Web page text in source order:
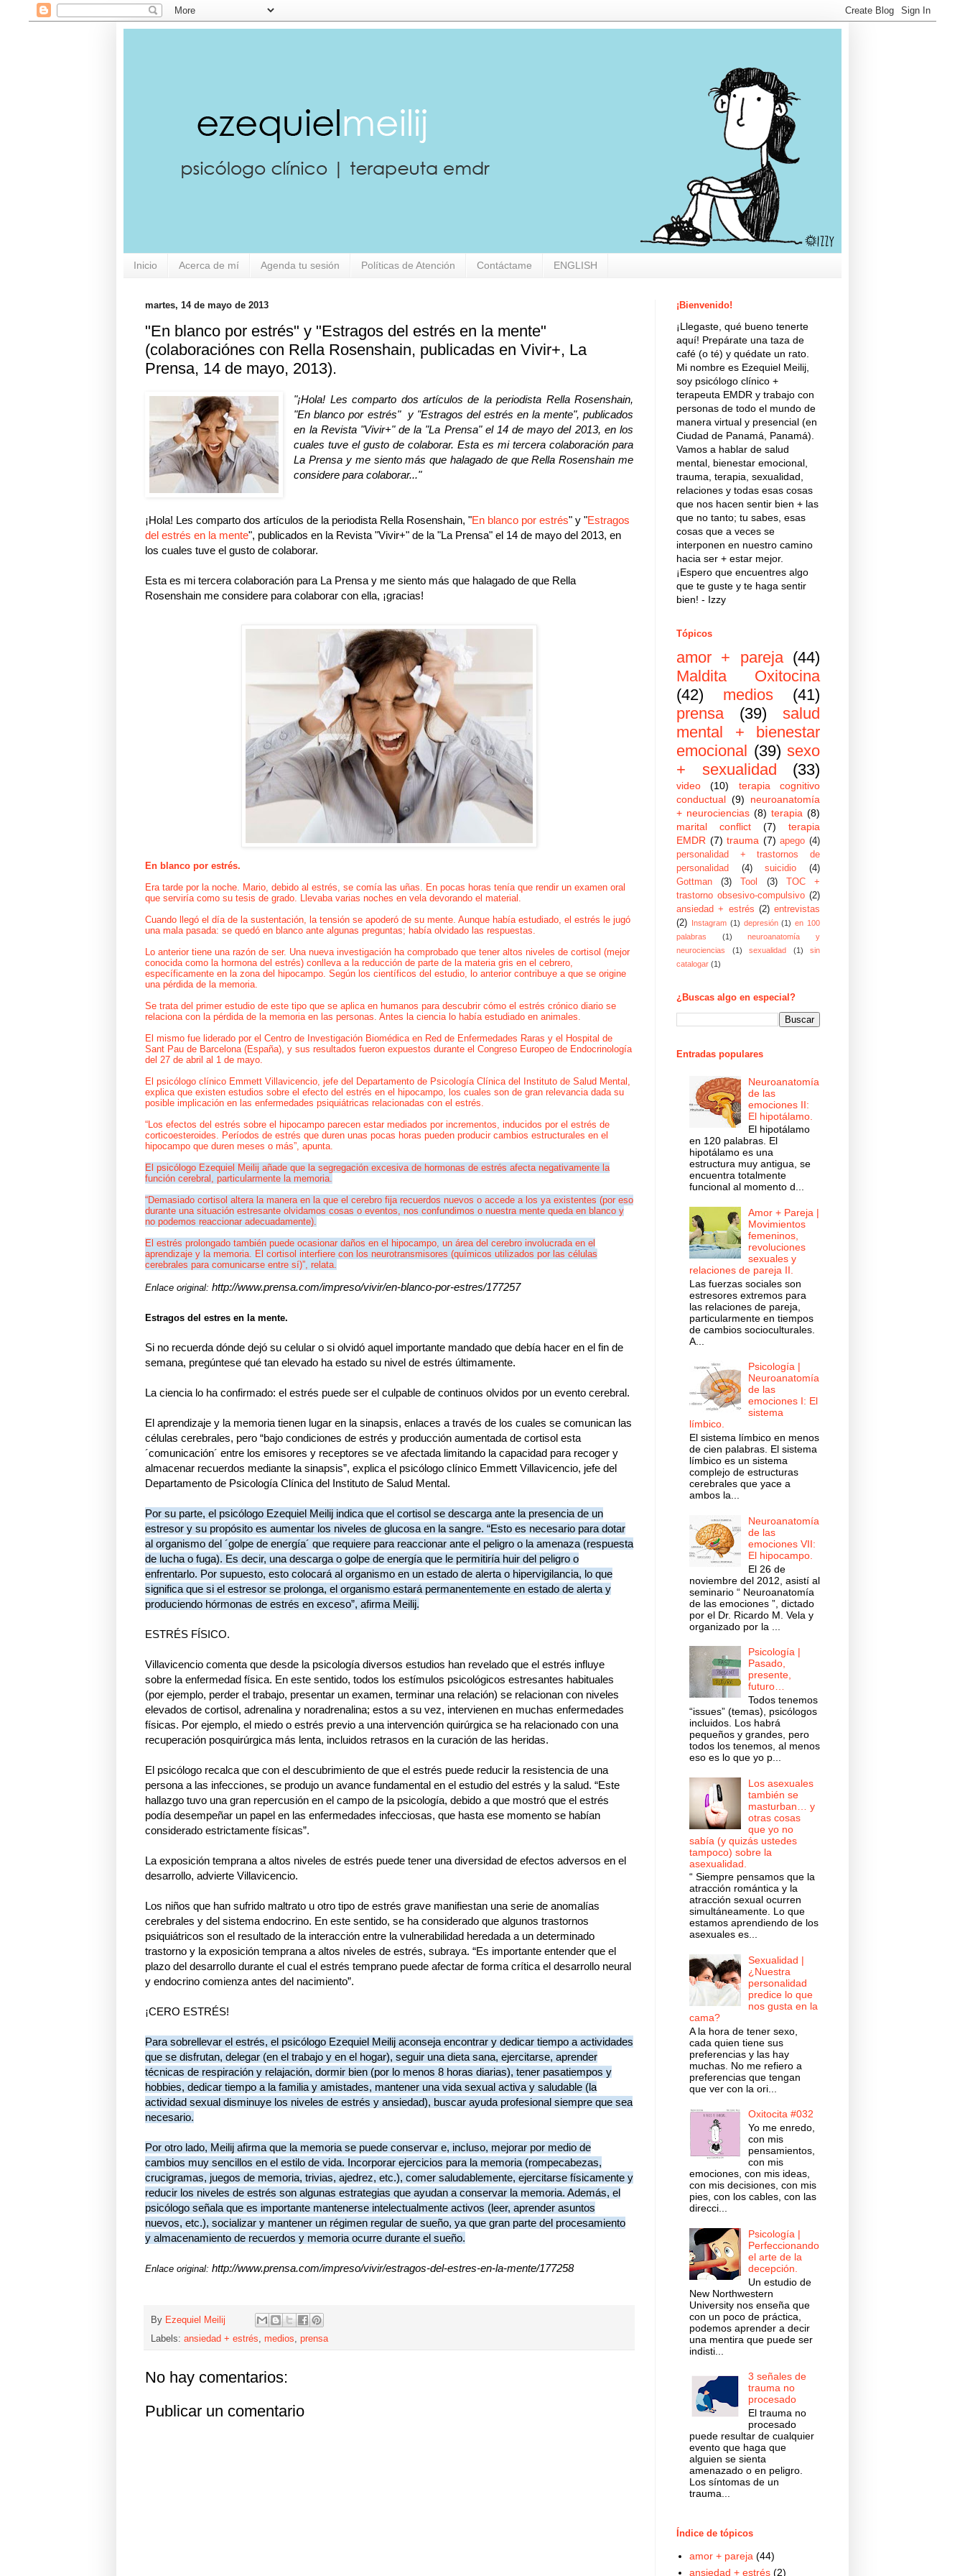
Inicio Acerca de mí Agenda tu sesión Políticas de Atención Contáctame ENGLISH
martes, 14 de mayo de 2013
"En blanco por estrés" y "Estragos del estrés en la mente"
(colaboraciónes con Rella Rosenshain, publicadas en Vivir+, La
Prensa, 14 de mayo, 2013).
"¡Hola! Les comparto dos artículos de la periodista Rella Rosenshain,
"En blanco por estrés" y "Estragos del estrés en la mente", publicados
en la Revista "Vivir+" de la "La Prensa" el 14 de mayo del 2013, en los
cuales tuve el gusto de colaborar. Esta es mi tercera colaboración para
La Prensa y me siento más que halagado de que Rella Rosenshain me
considere para colaborar..."
¡Hola! Les comparto dos artículos de la periodista Rella Rosenshain, "En blanco por estrés" y "Estragos
del estrés en la mente", publicados en la Revista "Vivir+" de la "La Prensa" el 14 de mayo del 2013, en
los cuales tuve el gusto de colaborar.
Esta es mi tercera colaboración para La Prensa y me siento más que halagado de que Rella
Rosenshain me considere para colaborar con ella, ¡gracias!
En blanco por estrés.
Era tarde por la noche. Mario, debido al estrés, se comía las uñas. En pocas horas tenía que rendir un examen oral
que serviría como su tesis de grado. Llevaba varias noches en vela devorando el material.
Cuando llegó el día de la sustentación, la tensión se apoderó de su mente. Aunque había estudiado, el estrés le jugó
una mala pasada: se quedó en blanco ante algunas preguntas; había olvidado las respuestas.
Lo anterior tiene una razón de ser. Una nueva investigación ha comprobado que tener altos niveles de cortisol (mejor
conocida como la hormona del estrés) conlleva a la reducción de parte de la materia gris en el cebrero,
específicamente en la zona del hipocampo. Según los científicos del estudio, lo anterior contribuye a que se origine
una pérdida de la memoria.
Se trata del primer estudio de este tipo que se aplica en humanos para descubrir cómo el estrés crónico diario se
relaciona con la pérdida de la memoria en las personas. Antes la ciencia lo había estudiado en animales.
El mismo fue liderado por el Centro de Investigación Biomédica en Red de Enfermedades Raras y el Hospital de
Sant Pau de Barcelona (España), y sus resultados fueron expuestos durante el Congreso Europeo de Endocrinología
del 27 de abril al 1 de mayo.
El psicólogo clínico Emmett Villavicencio, jefe del Departamento de Psicología Clínica del Instituto de Salud Mental,
explica que existen estudios sobre el efecto del estrés en el hipocampo, los cuales son de gran relevancia dada su
posible implicación en las enfermedades psiquiátricas relacionadas con el estrés.
“Los efectos del estrés sobre el hipocampo parecen estar mediados por incrementos, inducidos por el estrés de
corticoesteroides. Períodos de estrés que duren unas pocas horas pueden producir cambios estructurales en el
hipocampo que duren meses o más”, apunta.
El psicólogo Ezequiel Meilij añade que la segregación excesiva de hormonas de estrés afecta negativamente la
función cerebral, particularmente la memoria.
“Demasiado cortisol altera la manera en la que el cerebro fija recuerdos nuevos o accede a los ya existentes (por eso
durante una situación estresante olvidamos cosas o eventos, nos confundimos o nuestra mente queda en blanco y
no podemos reaccionar adecuadamente).
El estrés prolongado también puede ocasionar daños en el hipocampo, un área del cerebro involucrada en el
aprendizaje y la memoria. El cortisol interfiere con los neurotransmisores (químicos utilizados por las células
cerebrales para comunicarse entre sí)”, relata.
Enlace original: http://www.prensa.com/impreso/vivir/en-blanco-por-estres/177257
Estragos del estres en la mente.
Si no recuerda dónde dejó su celular o si olvidó aquel importante mandado que debía hacer en el fin de
semana, pregúntese qué tan elevado ha estado su nivel de estrés últimamente.
La ciencia lo ha confirmado: el estrés puede ser el culpable de continuos olvidos por un evento cerebral.
El aprendizaje y la memoria tienen lugar en la sinapsis, enlaces a través de los cuales se comunican las
células cerebrales, pero “bajo condiciones de estrés y producción aumentada de cortisol esta
´comunicación´ entre los emisores y receptores se ve afectada limitando la capacidad para recoger y
almacenar recuerdos mediante la sinapsis”, explica el psicólogo clínico Emmett Villavicencio, jefe del
Departamento de Psicología Clínica del Instituto de Salud Mental.
Por su parte, el psicólogo Ezequiel Meilij indica que el cortisol se descarga ante la presencia de un
estresor y su propósito es aumentar los niveles de glucosa en la sangre. “Esto es necesario para dotar
al organismo del ´golpe de energía´ que requiere para reaccionar ante el peligro o la amenaza (respuesta
de lucha o fuga). Es decir, una descarga o golpe de energía que le permitiría huir del peligro o
enfrentarlo. Por supuesto, esto colocará al organismo en un estado de alerta o hipervigilancia, lo que
significa que si el estresor se prolonga, el organismo estará permanentemente en estado de alerta y
produciendo hórmonas de estrés en exceso”, afirma Meilij.
ESTRÉS FÍSICO.
Villavicencio comenta que desde la psicología diversos estudios han revelado que el estrés influye
sobre la enfermedad física. En este sentido, todos los estímulos psicológicos estresantes habituales
(por ejemplo, perder el trabajo, presentar un examen, terminar una relación) se relacionan con niveles
elevados de cortisol, adrenalina y noradrenalina; estos a su vez, intervienen en muchas enfermedades
físicas. Por ejemplo, el miedo o estrés previo a una intervención quirúrgica se ha relacionado con una
recuperación posquirúrgica más lenta, incluidos retrasos en la curación de las heridas.
El psicólogo recalca que con el descubrimiento de que el estrés puede reducir la resistencia de una
persona a las infecciones, se produjo un avance fundamental en el estudio del estrés y la salud. “Este
hallazgo tuvo una gran repercusión en el campo de la psicología, debido a que mostró que el estrés
podía desempeñar un papel en las enfermedades infecciosas, que hasta ese momento se habían
considerado estrictamente físicas”.
La exposición temprana a altos niveles de estrés puede tener una diversidad de efectos adversos en el
desarrollo, advierte Villavicencio.
Los niños que han sufrido maltrato u otro tipo de estrés grave manifiestan una serie de anomalías
cerebrales y del sistema endocrino. En este sentido, se ha considerado que algunos trastornos
psiquiátricos son el resultado de la interacción entre la vulnerabilidad heredada a un determinado
trastorno y la exposición temprana a altos niveles de estrés, subraya. “Es importante entender que el
plazo del desarrollo durante el cual el estrés temprano puede afectar de forma crítica el desarrollo neural
y endocrino comienza antes del nacimiento”.
¡CERO ESTRÉS!
Para sobrellevar el estrés, el psicólogo Ezequiel Meilij aconseja encontrar y dedicar tiempo a actividades
que se disfrutan, delegar (en el trabajo y en el hogar), seguir una dieta sana, ejercitarse, aprender
técnicas de respiración y relajación, dormir bien (por lo menos 8 horas diarias), tener pasatiempos y
hobbies, dedicar tiempo a la familia y amistades, mantener una vida sexual activa y saludable (la
actividad sexual disminuye los niveles de estrés y ansiedad), buscar ayuda profesional siempre que sea
necesario.
Por otro lado, Meilij afirma que la memoria se puede conservar e, incluso, mejorar por medio de
cambios muy sencillos en el estilo de vida. Incorporar ejercicios para la memoria (rompecabezas,
crucigramas, juegos de memoria, trivias, ajedrez, etc.), comer saludablemente, ejercitarse físicamente y
reducir los niveles de estrés son algunas estrategias que ayudan a conservar la memoria. Además, el
psicólogo señala que es importante mantenerse intelectualmente activos (leer, aprender asuntos
nuevos, etc.), socializar y mantener un régimen regular de sueño, ya que gran parte del procesamiento
y almacenamiento de recuerdos y memoria ocurre durante el sueño.
Enlace original: http://www.prensa.com/impreso/vivir/estragos-del-estres-en-la-mente/177258
By Ezequiel Meilij
Labels: ansiedad + estrés, medios, prensa
No hay comentarios:
Publicar un comentario
¡Bienvenido!
¡Llegaste, qué bueno tenerte
aquí! Prepárate una taza de
café (o té) y quédate un rato.
Mi nombre es Ezequiel Meilij,
soy psicólogo clínico +
terapeuta EMDR y trabajo con
personas de todo el mundo de
manera virtual y presencial (en
Ciudad de Panamá, Panamá).
Vamos a hablar de salud
mental, bienestar emocional,
trauma, terapia, sexualidad,
relaciones y todas esas cosas
que nos hacen sentir bien + las
que no tanto; tu sabes, esas
cosas que a veces se
interponen en nuestro camino
hacia ser + estar mejor.
¡Espero que encuentres algo
que te guste y te haga sentir
bien! - Izzy
Tópicos
amor + pareja (44)
Maldita Oxitocina
(42)
medios
(41)
prensa
(39)
salud
mental + bienestar
emocional (39) sexo
+ sexualidad
(33)
video (10)
terapia cognitivo
conductual (9)
neuroanatomía
+ neurociencias (8) terapia (8)
marital conflict
(7)
terapia
EMDR (7) trauma (7) apego (4)
personalidad + trastornos de
personalidad
(4) suicidio
(4)
Gottman
(3) Tool (3)
TOC +
trastorno obsesivo-compulsivo (2)
ansiedad + estrés (2) entrevistas
(2) Instagram (1) depresión (1) en 100
palabras
(1)
neuroanatomía y
neurociencias
(1) sexualidad (1)
sin
catalogar (1)
¿Buscas algo en especial?
Entradas populares
Neuroanatomía
de las
emociones II:
El hipotálamo.
El hipotálamo
en 120 palabras. El
hipotálamo es una
estructura muy antigua, se
encuentra totalmente
funcional al momento d...
Amor + Pareja |
Movimientos
femeninos,
revoluciones
sexuales y
relaciones de pareja II.
Las fuerzas sociales son
estresores extremos para
las relaciones de pareja,
particularmente en tiempos
de cambios socioculturales.
A...
Psicología |
Neuroanatomía
de las
emociones I: El
sistema
límbico.
El sistema límbico en menos
de cien palabras. El sistema
límbico es un sistema
complejo de estructuras
cerebrales que yace a
ambos la...
Neuroanatomía
de las
emociones VII:
El hipocampo.
El 26 de
noviembre del 2012, asistí al
seminario “ Neuroanatomía
de las emociones ”, dictado
por el Dr. Ricardo M. Vela y
organizado por la ...
Psicología |
Pasado,
presente,
futuro…
Todos tenemos
“issues” (temas), psicólogos
incluidos. Los habrá
pequeños y grandes, pero
todos los tenemos, al menos
eso es lo que yo p...
Los asexuales
también se
masturban… y
otras cosas
que yo no
sabía (y quizás ustedes
tampoco) sobre la
asexualidad.
“ Siempre pensamos que la
atracción romántica y la
atracción sexual ocurren
simultáneamente. Lo que
estamos aprendiendo de los
asexuales es...
Sexualidad |
¿Nuestra
personalidad
predice lo que
nos gusta en la
cama?
A la hora de tener sexo,
cada quien tiene sus
preferencias y las hay
muchas. No me refiero a
preferencias que tengan
que ver con la ori...
Oxitocita #032
Yo me enredo,
con mis
pensamientos,
con mis
emociones, con mis ideas,
con mis decisiones, con mis
pies, con los cables, con las
direcci...
Psicología |
Perfeccionando
el arte de la
decepción.
Un estudio de
New Northwestern
University nos enseña que
con un poco de práctica,
podemos aprender a decir
una mentira que puede ser
indisti...
3 señales de
trauma no
procesado
El trauma no
procesado
puede resultar de cualquier
evento que haga que
alguien se sienta
amenazado o en peligro.
Los síntomas de un
trauma...
Índice de tópicos
amor + pareja (44)
ansiedad + estrés (2)